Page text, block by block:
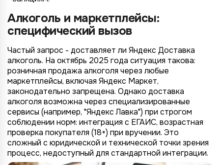
Алкоголь и маркетплейсы:
специфический вызов
Частый запрос - доставляет ли Яндекс Доставка
алкоголь. На октябрь 2025 года ситуация такова:
розничная продажа алкоголя через любые
маркетплейсы, включая Яндекс Маркет,
законодательно запрещена. Однако доставка
алкоголя возможна через специализированные
сервисы (например, "Яндекс Лавка") при строгом
соблюдении норм: интеграция с ЕГАИС, возрастная
проверка покупателя (18+) при вручении. Это
сложный с юридической и технической точки зрения
процесс, недоступный для стандартной интеграции.
*
Согласие на обработку ПД
Правила обработки персональных данных
Отправить заявку
https://your-company.totalcrm.ru
Назад
Wildberries
Ozon
YandexMarket
MegaMarket
Другие
Назад
1 организация
до 3 огранизаций
до 5 организаций
более 5 организаций
Назад
до 1 млн.
от 1 до 5 млн.
от 5 до 10 млн.
от 10 млн.
Назад Передать анкету